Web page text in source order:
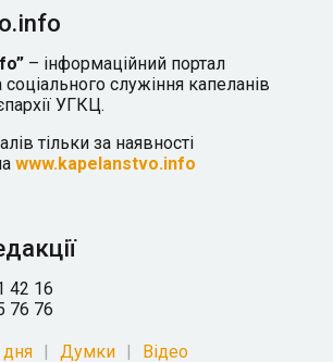
– інформаційний портал
соціального служіння капеланів
УГКЦ.
тільки за наявності
www.kapelanstvo.info
42 16
76 76
Думки Відео